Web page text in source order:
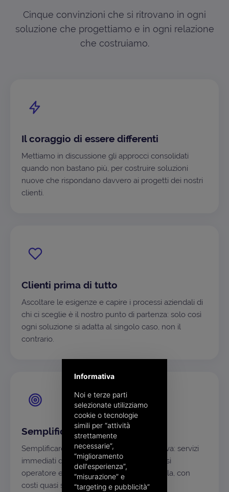
Cinque convinzioni che si ritrovano in ogni
soluzione che progettiamo e in ogni relazione
che costruiamo.
Il coraggio di essere differenti
Mettiamo in discussione gli approcci consolidati
quando non bastano più, per costruire soluzioni
nuove che rispondano davvero ai progetti dei nostri
clienti.
Clienti prima di tutto
Ascoltare le esigenze e capire i processi aziendali di
chi ci sceglie è il nostro punto di partenza: solo così
ogni soluzione si adatta al singolo caso, non il
contrario.
Semplificare, sempre
Semplificare è la nostra ossessione positiva: servizi
immediati da usare, alla portata di qualsiasi
operatore e sostenibili anche su larga scala, con
costi quasi solo variabili.
Informativa
Noi e terze parti
selezionate utilizziamo
cookie o tecnologie
simili per “attività
strettamente
necessarie”,
“miglioramento
dell'esperienza”,
“misurazione” e
“targeting e pubblicità”